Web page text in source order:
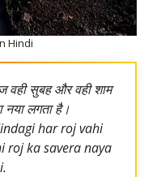
Hindi
वही सुबह और वही शाम
नया लगता है।
har roj vahi
roj ka savera naya